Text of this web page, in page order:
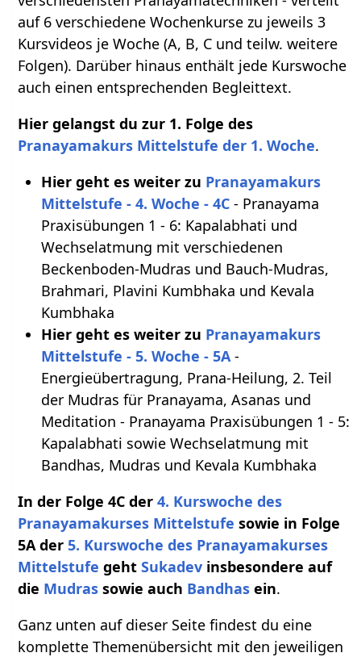
auf 6 verschiedene Wochenkurse zu jeweils 3
Kursvideos je Woche (A, B, C und teilw. weitere
Folgen). Darüber hinaus enthält jede Kurswoche
auch einen entsprechenden Begleittext.
Hier gelangst du zur 1. Folge des
Pranayamakurs Mittelstufe der 1. Woche.
Hier geht es weiter zu Pranayamakurs
Mittelstufe - 4. Woche - 4C- Pranayama
Praxisübungen 1 - 6: Kapalabhati und
Wechselatmung mit verschiedenen
Beckenboden-Mudras und Bauch-Mudras,
Brahmari, Plavini Kumbhaka und Kevala
Kumbhaka
Hier geht es weiter zu Pranayamakurs
Mittelstufe - 5. Woche - 5A-
Energieübertragung, Prana-Heilung, 2. Teil
der Mudras für Pranayama, Asanas und
Meditation - Pranayama Praxisübungen 1 - 5:
Kapalabhati sowie Wechselatmung mit
Bandhas, Mudras und Kevala Kumbhaka
In der Folge 4C der4. Kurswoche des
Pranayamakurses Mittelstufe sowie in Folge
5A der5. Kurswoche des Pranayamakurses
Mittelstufe gehtSukadev insbesondere auf
die Mudras sowie auch Bandhas ein.
Ganz unten auf dieser Seite findest du eine
komplette Themenübersicht mit den jeweiligen